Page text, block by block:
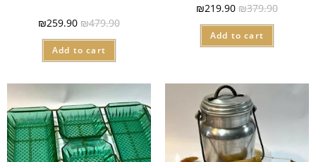
₪379.90
₪219.90
Add to cart
₪479.90
₪259.90
Add to cart